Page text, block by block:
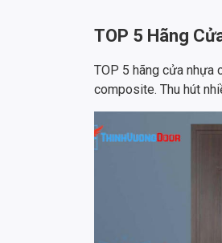
TOP 5 Hãng
TOP 5 hãng cửa nhựa
composite. Thu hút